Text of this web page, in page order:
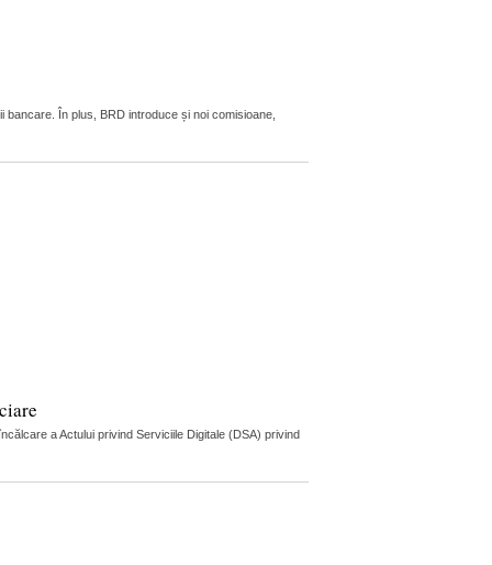
În plus, BRD introduce și noi comisioane,
a Actului privind Serviciile Digitale (DSA) privind